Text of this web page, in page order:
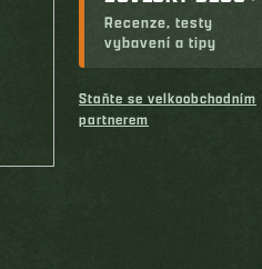
Recenze, testy
vybavení a tipy
Staňte se velkoobchodním
partnerem